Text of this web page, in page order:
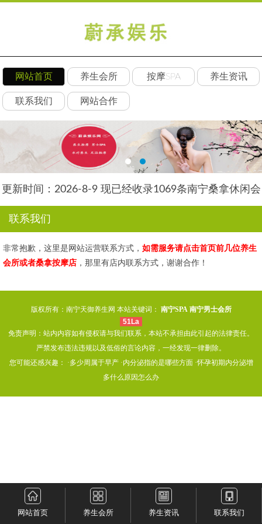
网站首页 养生会所 按摩SPA 养生资讯
联系我们 网站合作
更新时间：2026-8-9 现已经收录1069条南宁桑拿休闲会
联系我们
非常抱歉，这里是网站运营联系方式， 如需服务请点击首页前几位养生
会所或者桑拿按摩店 ，那里有店内联系方式，谢谢合作！
版权所有：南宁天御养生网 本站关键词： 南宁SPA 南宁男士会所
51La
免责声明：站内内容如有侵权请与我们联系，本站不承担由此引起的法律责任。
严禁发布违法违规以及低俗的言论内容，一经发现一律删除。
您可能还感兴趣： ·多少周属于早产·内分泌指的是哪些方面·怀孕初期内分泌增
多什么原因怎么办
网站首页 养生会所 养生资讯 联系我们